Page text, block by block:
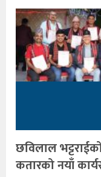
छविलाल
कतारको नयाँ